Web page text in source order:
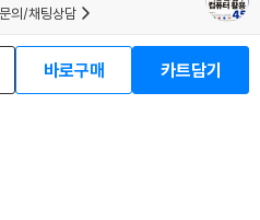
바로구매 카트담기
의/채팅상담
) 사업자 정보
리방침
청소년보호정책